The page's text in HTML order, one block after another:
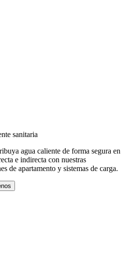
sanitaria
agua caliente de forma segura en
e indirecta con nuestras
de apartamento y sistemas de carga.